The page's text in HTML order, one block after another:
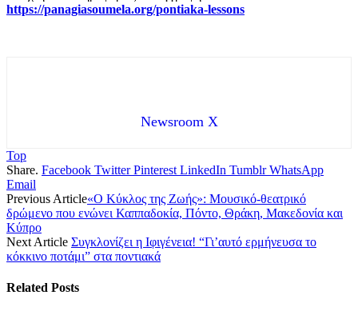
https://panagiasoumela.org/pontiaka-lessons
Newsroom X
Top
Share. Facebook Twitter Pinterest LinkedIn Tumblr WhatsApp
Email
Previous Article«Ο Κύκλος της Ζωής»: Μουσικό-θεατρικό
δρώμενο που ενώνει Καππαδοκία, Πόντο, Θράκη, Μακεδονία και
Κύπρο
Next Article Συγκλονίζει η Ιφιγένεια! “Γι’αυτό ερμήνευσα το
κόκκινο ποτάμι” στα ποντιακά
Related Posts